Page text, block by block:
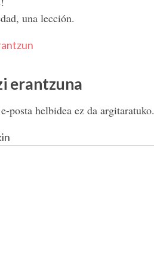
una lección.
erantzuna
posta helbidea ez da argitaratuko.